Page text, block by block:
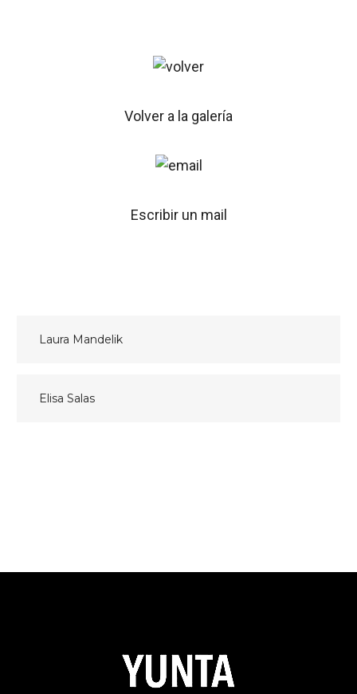
Volver a la galería
Escribir un mail
Navegación
entradas
Laura Mandelik
Elisa Salas